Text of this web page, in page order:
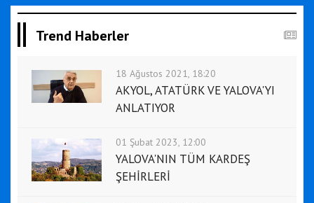
Trend Haberler
18 Ağustos 2021, 18:20
AKYOL, ATATÜRK VE YALOVA'YI
ANLATIYOR
01 Şubat 2023, 12:00
YALOVA'NIN TÜM KARDEŞ
ŞEHİRLERİ